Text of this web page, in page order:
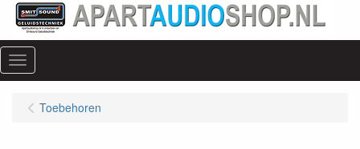
Menu
Toebehoren